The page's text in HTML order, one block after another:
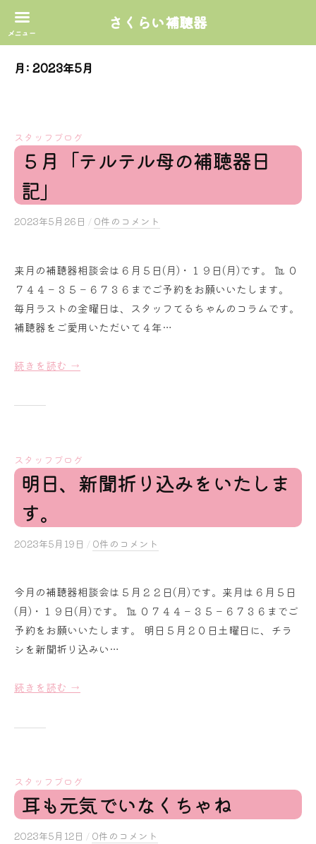
月: 2023年5月
スタッフブログ
５月「テルテル母の補聴器日
記」
2023年5月26日 b
a
k
u
r
/ 0件のコメント
来月の補聴器相談会は６月５日(月)・１９日(月)です。 ℡ ０
７４４－３５－６７３６までご予約をお願いいたします。
毎月ラストの金曜日は、スタッフてるちゃんのコラムです。
補聴器をご愛用いただいて４年…
続きを読む →
スタッフブログ
明日、新聞折り込みをいたしま
す。
2023年5月19日 b
a
k
u
r
/ 0件のコメント
今月の補聴器相談会は５月２２日(月)です。来月は６月５日
(月)・１９日(月)です。 ℡ ０７４４－３５－６７３６までご
予約をお願いいたします。 明日５月２０日土曜日に、チラ
シを新聞折り込みい…
続きを読む →
スタッフブログ
耳も元気でいなくちゃね
2023年5月12日 b/ 0件のコメント
さくらい補聴器